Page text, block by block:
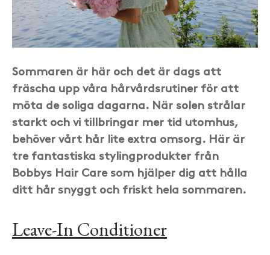
Sommaren är här och det är dags att
fräscha upp våra hårvårdsrutiner för att
möta de soliga dagarna. När solen strålar
starkt och vi tillbringar mer tid utomhus,
behöver vårt hår lite extra omsorg. Här är
tre fantastiska stylingprodukter från
Bobbys Hair Care som hjälper dig att hålla
ditt hår snyggt och friskt hela sommaren.
Leave-In Conditioner